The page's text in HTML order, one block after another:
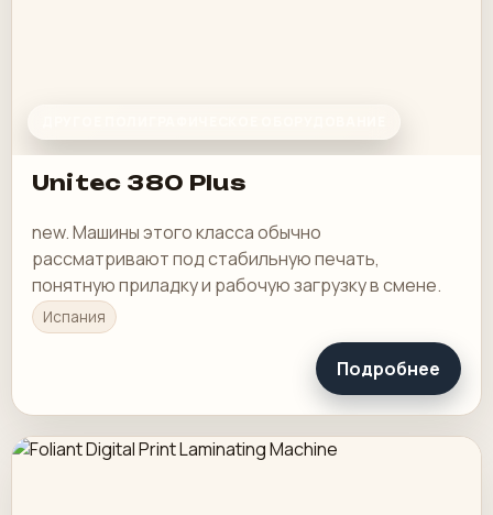
Unitec 380 Plus
new. Машины этого класса обычно
рассматривают под стабильную печать,
понятную приладку и рабочую загрузку в смене.
Испания
Подробнее